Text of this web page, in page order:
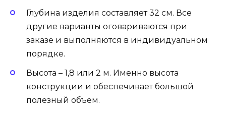
Глубина изделия составляет 32 см. Все
другие варианты оговариваются при
заказе и выполняются в индивидуальном
порядке.
Высота – 1,8 или 2 м. Именно высота
конструкции и обеспечивает большой
полезный объем.